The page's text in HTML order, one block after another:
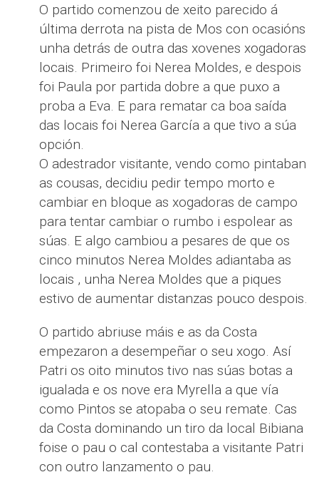
O partido comenzou de xeito parecido á
última derrota na pista de Mos con ocasións
unha detrás de outra das xovenes xogadoras
locais. Primeiro foi Nerea Moldes, e despois
foi Paula por partida dobre a que puxo a
proba a Eva. E para rematar ca boa saída
das locais foi Nerea García a que tivo a súa
opción.
O adestrador visitante, vendo como pintaban
as cousas, decidiu pedir tempo morto e
cambiar en bloque as xogadoras de campo
para tentar cambiar o rumbo i espolear as
súas. E algo cambiou a pesares de que os
cinco minutos Nerea Moldes adiantaba as
locais , unha Nerea Moldes que a piques
estivo de aumentar distanzas pouco despois.
O partido abriuse máis e as da Costa
empezaron a desempeñar o seu xogo. Así
Patri os oito minutos tivo nas súas botas a
igualada e os nove era Myrella a que vía
como Pintos se atopaba o seu remate. Cas
da Costa dominando un tiro da local Bibiana
foise o pau o cal contestaba a visitante Patri
con outro lanzamento o pau.